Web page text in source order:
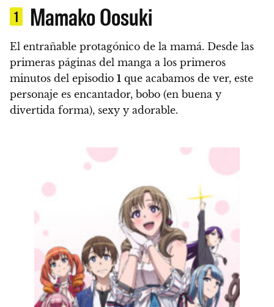
1 Mamako Oosuki
El entrañable protagónico de la mamá. Desde las
primeras páginas del manga a los primeros
minutos del episodio 1 que acabamos de ver, este
personaje es encantador, bobo (en buena y
divertida forma), sexy y adorable.